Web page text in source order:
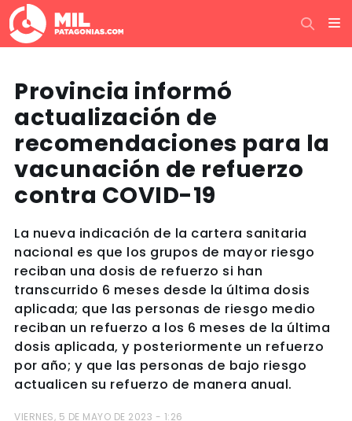
Provincia informó
actualización de
recomendaciones para la
vacunación de refuerzo
contra COVID-19
La nueva indicación de la cartera sanitaria
nacional es que los grupos de mayor riesgo
reciban una dosis de refuerzo si han
transcurrido 6 meses desde la última dosis
aplicada; que las personas de riesgo medio
reciban un refuerzo a los 6 meses de la última
dosis aplicada, y posteriormente un refuerzo
por año; y que las personas de bajo riesgo
actualicen su refuerzo de manera anual.
VIERNES, 5 DE MAYO DE 2023 - 1:26